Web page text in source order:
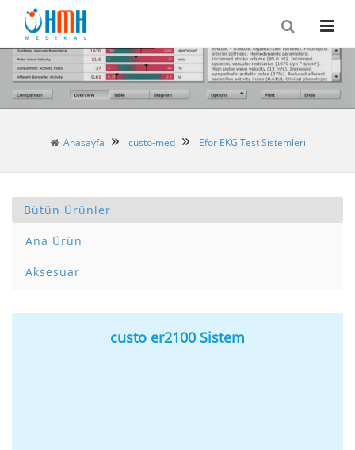
Anasayfa custo-med Efor EKG Test Sistemleri
Bütün Ürünler
Ana Ürün
Aksesuar
custo er2100 Sistem